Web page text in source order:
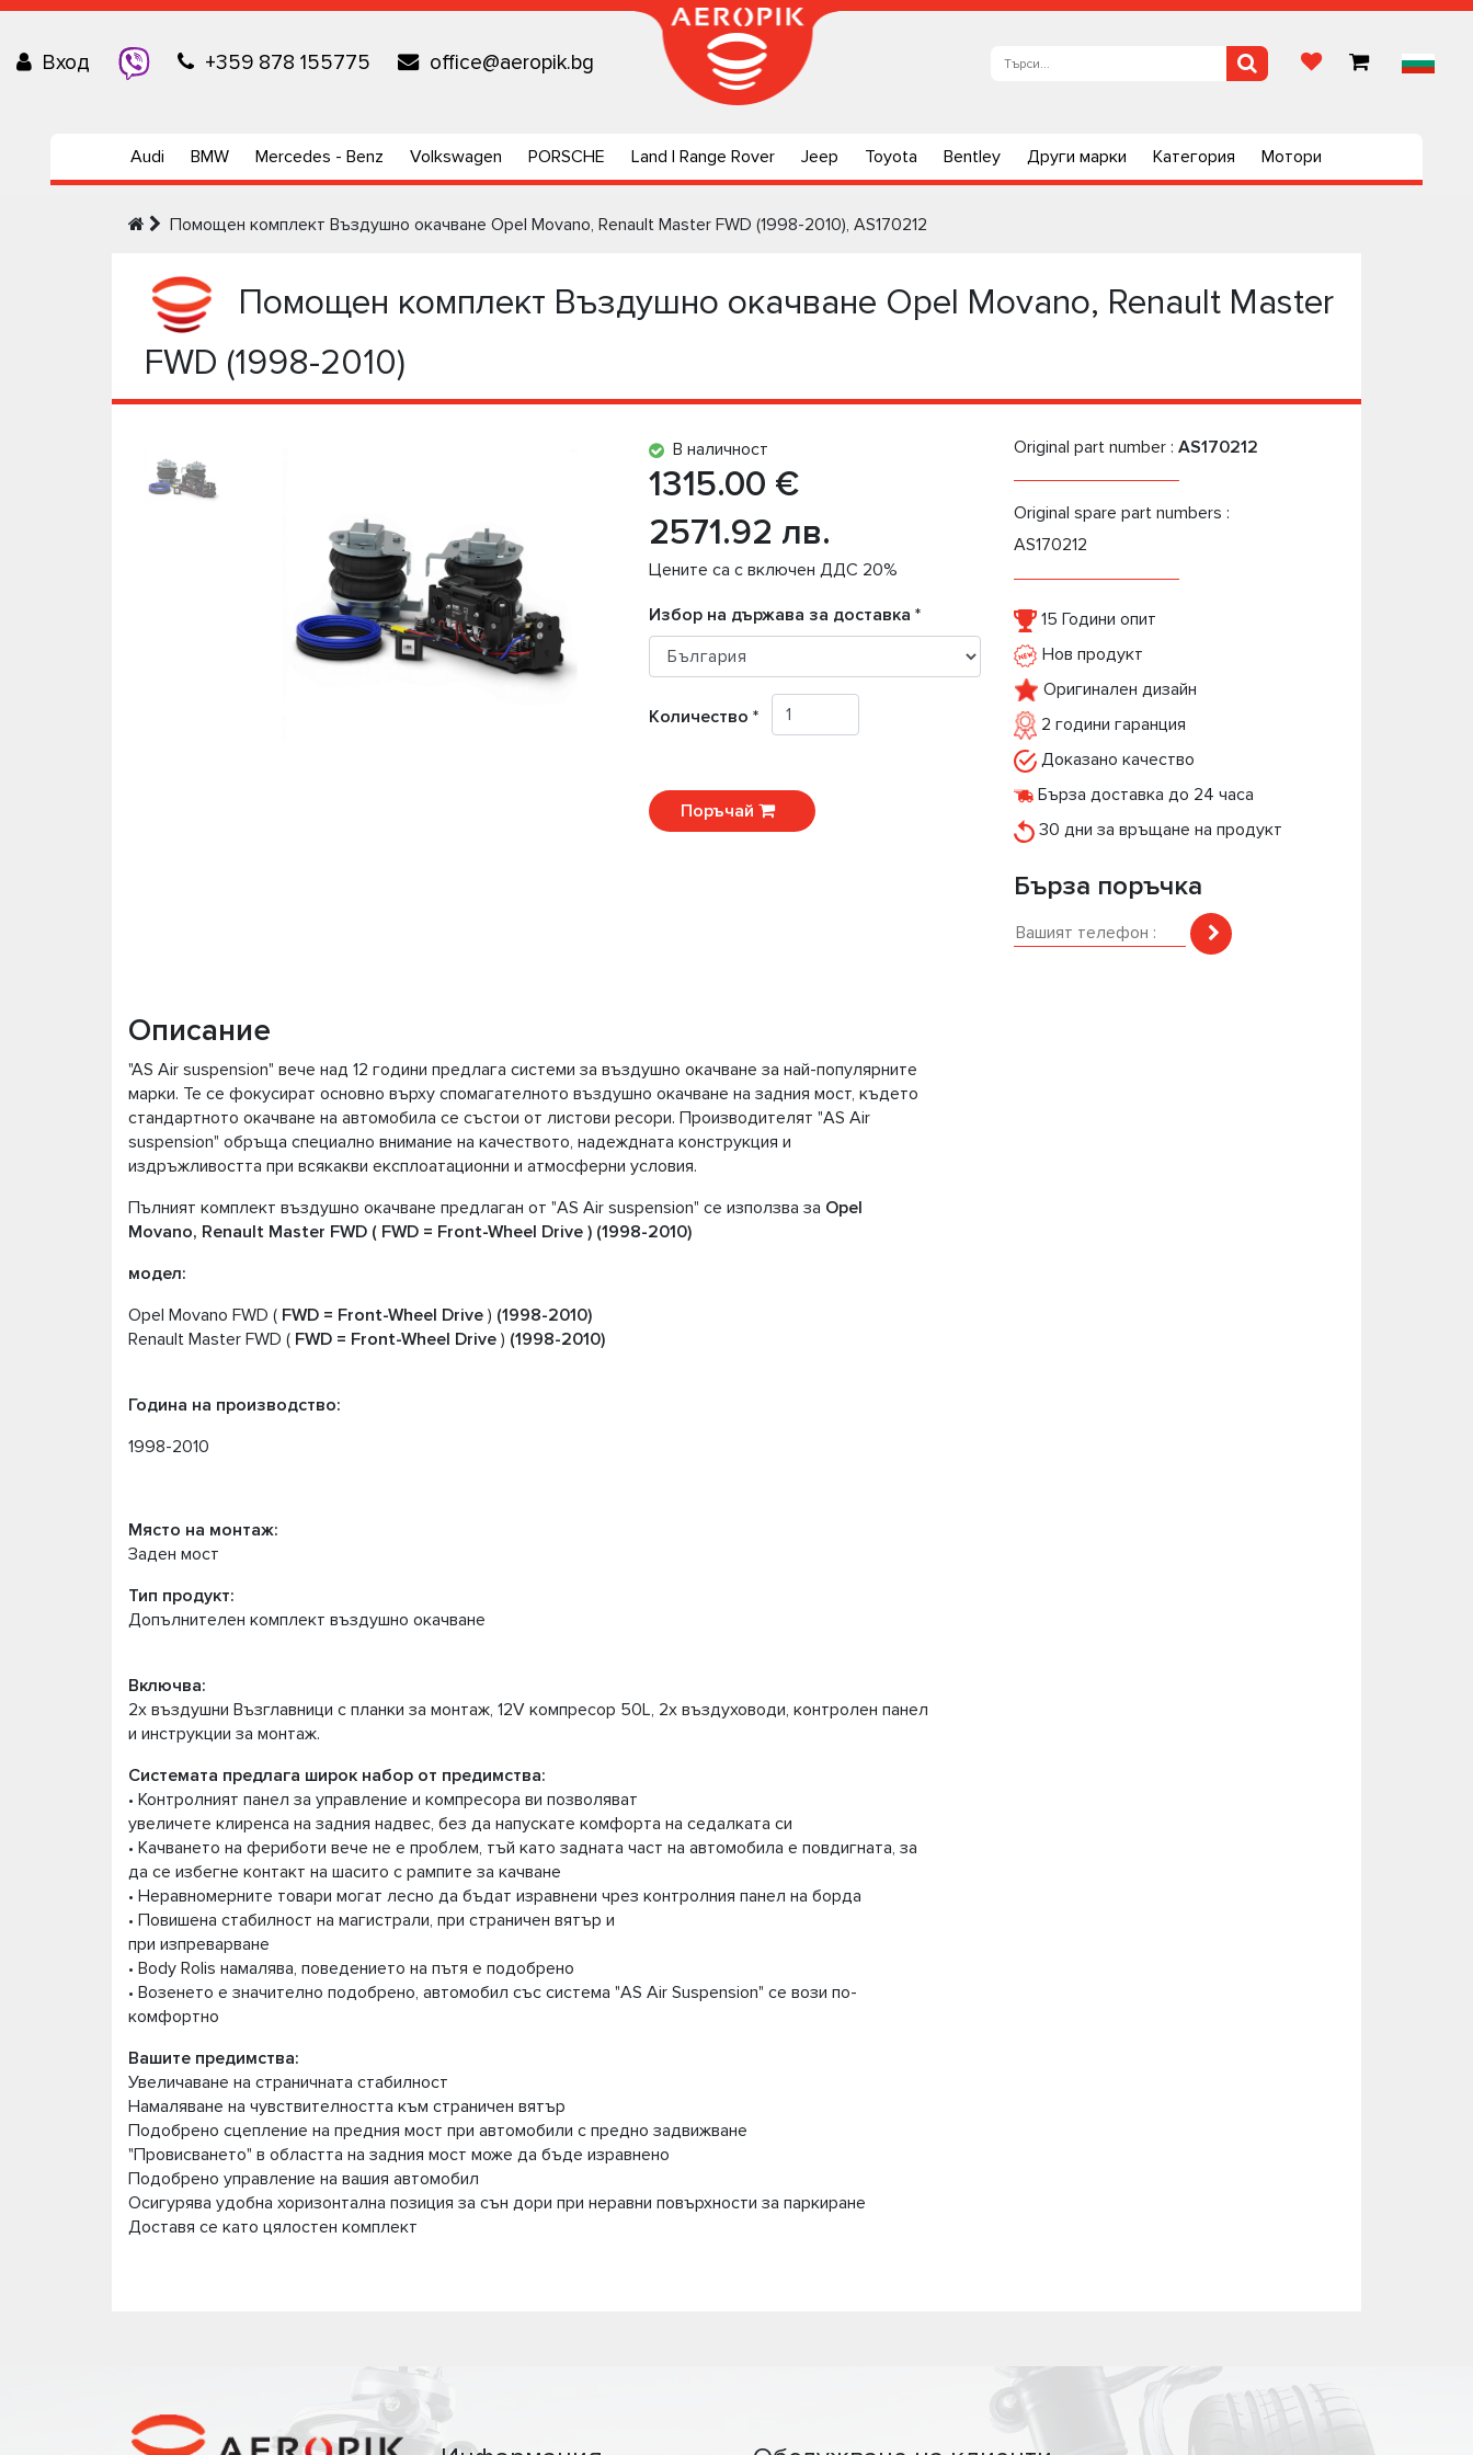
Вход +359 878 155775 office@aeropik.bg
Audi BMW Mercedes - Benz Volkswagen PORSCHE Land | Range Rover Jeep Toyota Bentley Други марки Категория Мотори
Помощен комплект Въздушно окачване Opel Movano, Renault Master FWD (1998-2010), AS170212
Помощен комплект Въздушно окачване Opel Movano, Renault Master
FWD (1998-2010)
В наличност
1315.00 €
2571.92 лв.
Цените са с включен ДДС 20%
Избор на държава за доставка *
Количество *
Поръчай
Original part number : AS170212
Original spare part numbers :
AS170212
15 Години опит
Нов продукт
Оригинален дизайн
2 години гаранция
Доказано качество
Бърза доставка до 24 часа
30 дни за връщане на продукт
Бърза поръчка
Описание
"AS Air suspension" вече над 12 години предлага системи за въздушно окачване за най-популярните
марки. Те се фокусират основно върху спомагателното въздушно окачване на задния мост, където
стандартното окачване на автомобила се състои от листови ресори. Производителят "AS Air
suspension" обръща специално внимание на качеството, надеждната конструкция и
издръжливостта при всякакви експлоатационни и атмосферни условия.
Пълният комплект въздушно окачване предлаган от "AS Air suspension" се използва за Opel
Movano, Renault Master FWD ( FWD = Front-Wheel Drive ) (1998-2010)
модел:
Opel Movano FWD ( FWD = Front-Wheel Drive ) (1998-2010)
Renault Master FWD ( FWD = Front-Wheel Drive ) (1998-2010)
Година на производство:
1998-2010
Място на монтаж:
Заден мост
Тип продукт:
Допълнителен комплект въздушно окачване
Включва:
2x въздушни Възглавници с планки за монтаж, 12V компресор 50L, 2x въздуховоди, контролен панел
и инструкции за монтаж.
Системата предлага широк набор от предимства:
• Контролният панел за управление и компресора ви позволяват
увеличете клиренса на задния надвес, без да напускате комфорта на седалката си
• Качването на фериботи вече не е проблем, тъй като задната част на автомобила е повдигната, за
да се избегне контакт на шасито с рампите за качване
• Неравномерните товари могат лесно да бъдат изравнени чрез контролния панел на борда
• Повишена стабилност на магистрали, при страничен вятър и
при изпреварване
• Body Rolis намалява, поведението на пътя е подобрено
• Возенето е значително подобрено, автомобил със система "AS Air Suspension" се вози по-
комфортно
Вашите предимства:
Увеличаване на страничната стабилност
Намаляване на чувствителността към страничен вятър
Подобрено сцепление на предния мост при автомобили с предно задвижване
"Провисването" в областта на задния мост може да бъде изравнено
Подобрено управление на вашия автомобил
Осигурява удобна хоризонтална позиция за сън дори при неравни повърхности за паркиране
Доставя се като цялостен комплект